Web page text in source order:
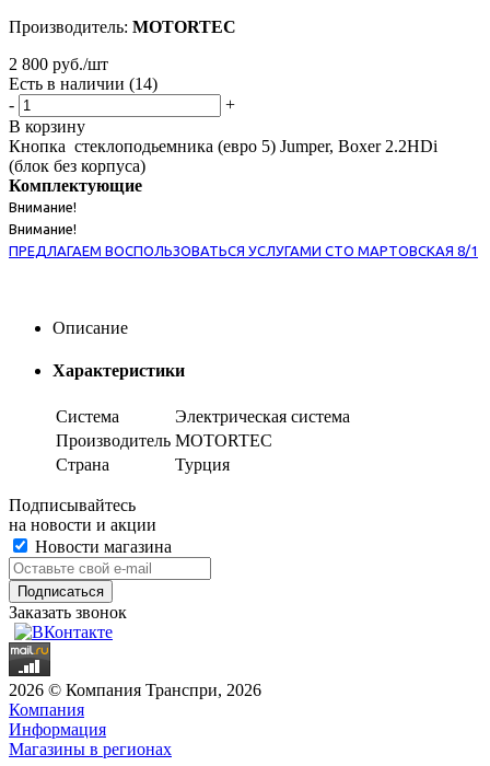
Производитель: MOTORTEC
2 800 руб./шт
Есть в наличии (14)
-
+
В корзину
Кнопка стеклоподьемника (евро 5) Jumper, Boxer 2.2HDi
(блок без корпуса)
Комплектующие
Внимание!
Внимание!
ПРЕДЛАГАЕМ ВОСПОЛЬЗОВАТЬСЯ УСЛУГАМИ СТО МАРТОВСКАЯ 8/1
Описание
Характеристики
Система
Электрическая система
Производитель MOTORTEC
Страна
Турция
Подписывайтесь
на новости и акции
Новости магазина
Заказать звонок
2026 © Компания Транспри, 2026
Компания
Информация
Магазины в регионах